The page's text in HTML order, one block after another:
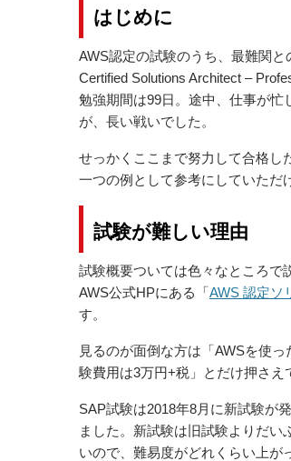
はじめに
AWS認定の試験のうち、最難関
Certified Solutions Architect –
勉強期間は99日。途中、仕事が
が、長い戦いでした。
せっかくここまで努力して合格し
一つの例として参考にしていただ
試験が難しい理由
試験概要ついては色々なところで
AWS公式HPにある「AWS 認定ソ
す。
見るのが面倒な方は「AWSを使
験費用は3万円+税」とだけ押さえ
SAP試験は2018年8月に新試験が
ました。新試験は旧試験よりだ
いので、難易度がどれくらい上が